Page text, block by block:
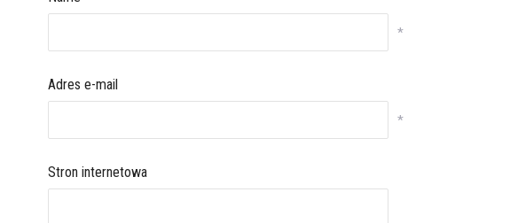
*
Adres e-mail
*
Stron internetowa